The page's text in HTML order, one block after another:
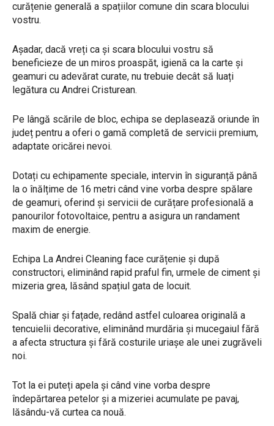
curățenie generală a spațiilor comune din scara blocului
vostru.
Așadar, dacă vreți ca și scara blocului vostru să
beneficieze de un miros proaspăt, igienă ca la carte și
geamuri cu adevărat curate, nu trebuie decât să luați
legătura cu Andrei Cristurean.
​Pe lângă scările de bloc, echipa se deplasează oriunde în
județ pentru a oferi o gamă completă de servicii premium,
adaptate oricărei nevoi.
​Dotați cu echipamente speciale, intervin în siguranță până
la o înălțime de 16 metri când vine vorba despre spălare
de geamuri, oferind și servicii de curățare profesională a
panourilor fotovoltaice, pentru a asigura un randament
maxim de energie.
​Echipa La Andrei Cleaning face curățenie și după
constructori, eliminând rapid praful fin, urmele de ciment și
mizeria grea, lăsând spațiul gata de locuit.
​Spală chiar și fațade, redând astfel culoarea originală a
tencuielii decorative, eliminând murdăria și mucegaiul fără
a afecta structura și fără costurile uriașe ale unei zugrăveli
noi.
​Tot la ei puteți apela și când vine vorba despre
îndepărtarea petelor și a mizeriei acumulate pe pavaj,
lăsându-vă curtea ca nouă.